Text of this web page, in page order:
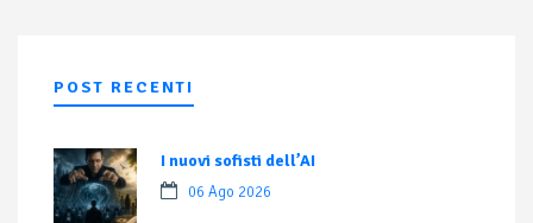
POST RECENTI
I nuovi sofisti dell’AI
06 Ago 2026